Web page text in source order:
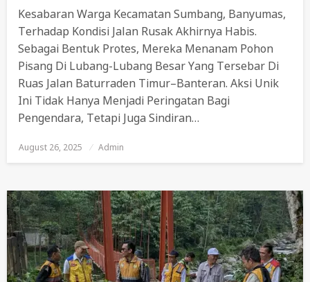
Kesabaran Warga Kecamatan Sumbang, Banyumas,
Terhadap Kondisi Jalan Rusak Akhirnya Habis.
Sebagai Bentuk Protes, Mereka Menanam Pohon
Pisang Di Lubang-Lubang Besar Yang Tersebar Di
Ruas Jalan Baturraden Timur–Banteran. Aksi Unik
Ini Tidak Hanya Menjadi Peringatan Bagi
Pengendara, Tetapi Juga Sindiran…
Posted
On
August 26, 2025 Admin